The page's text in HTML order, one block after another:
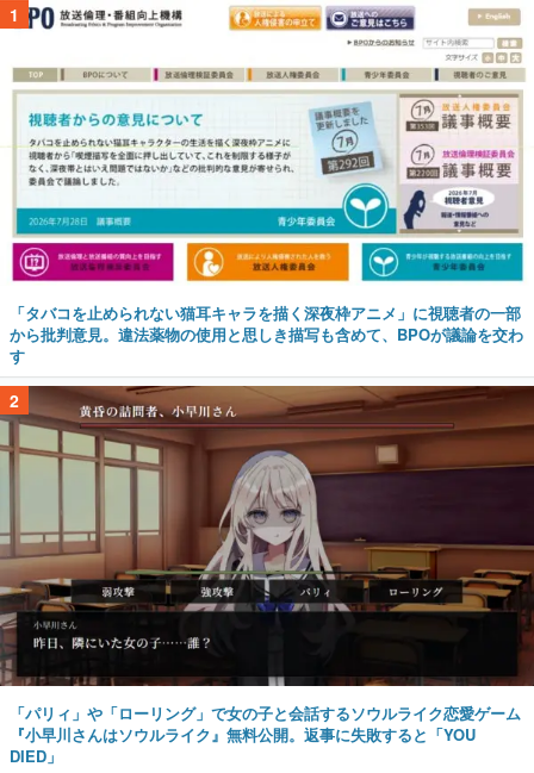
1
「タバコを止められない猫耳キャラを描く深夜枠アニメ」に視聴者の一部
から批判意見。違法薬物の使用と思しき描写も含めて、BPOが議論を交わ
す
2
「パリィ」や「ローリング」で女の子と会話するソウルライク恋愛ゲーム
『小早川さんはソウルライク』無料公開。返事に失敗すると「YOU
DIED」